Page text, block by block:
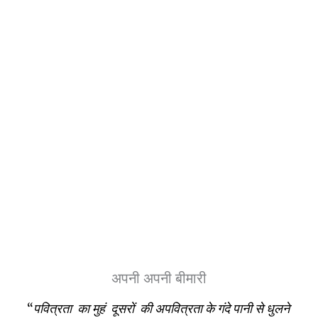
अपनी अपनी बीमारी
“पवित्रता का मुहं दूसरों की अपवित्रता के गंदे पानी से धुलने